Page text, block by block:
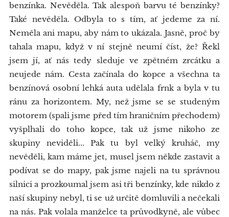
benzínka. Nevěděla. Tak alespoň barvu té benzínky?
Také nevěděla. Odbyla to s tím, ať jedeme za ní.
Neměla ani mapu, aby nám to ukázala. Jasně, proč by
tahala mapu, když v ní stejně neumí číst, že? Řekl
jsem jí, ať nás tedy sleduje ve zpětném zrcátku a
neujede nám. Cesta začínala do kopce a všechna ta
benzínová osobní lehká auta udělala frnk a byla v tu
ránu za horizontem. My, než jsme se se studeným
motorem (spali jsme před tím hraničním přechodem)
vyšplhali do toho kopce, tak už jsme nikoho ze
skupiny neviděli... Pak tu byl velký kruháč, my
nevěděli, kam máme jet, musel jsem někde zastavit a
podívat se do mapy, pak jsme najeli na tu správnou
silnici a prozkoumal jsem asi tři benzínky, kde nikdo z
naší skupiny nebyl, ti se už určitě domluvili a nečekali
na nás. Pak volala manželce ta průvodkyně, ale vůbec